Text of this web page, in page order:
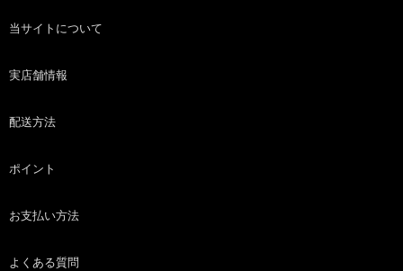
当サイトについて
実店舗情報
配送方法
ポイント
お支払い方法
よくある質問